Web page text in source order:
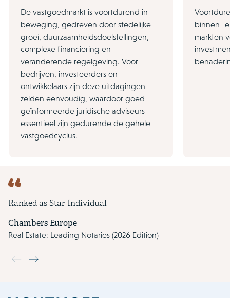
De vastgoedmarkt is voortdurend in
beweging, gedreven door stedelijke
groei, duurzaamheidsdoelstellingen,
complexe financiering en
veranderende regelgeving. Voor
bedrijven, investeerders en
ontwikkelaars zijn deze uitdagingen
zelden eenvoudig, waardoor goed
geïnformeerde juridische adviseurs
essentieel zijn gedurende de gehele
vastgoedcyclus.
binnen-
markten
Ranked as Star Individual
Chambers Europe
Real Estate: Leading Notaries (2026 Edition)